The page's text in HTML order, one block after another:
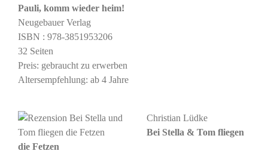
Pauli, komm wieder heim!
Neugebauer Verlag
ISBN : ‎978-3851953206
32 Seiten
Preis: gebraucht zu erwerben
Altersempfehlung: ab 4 Jahre
Christian Lüdke
Bei Stella & Tom fliegen
die Fetzen